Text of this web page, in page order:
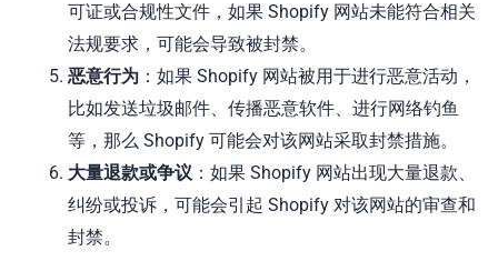
可证或合规性文件，如果 Shopify 网站未能符合相关
法规要求，可能会导致被封禁。
恶意行为 ：如果 Shopify 网站被用于进行恶意活动，
比如发送垃圾邮件、传播恶意软件、进行网络钓鱼
等，那么 Shopify 可能会对该网站采取封禁措施。
大量退款或争议 ：如果 Shopify 网站出现大量退款、
纠纷或投诉，可能会引起 Shopify 对该网站的审查和
封禁。